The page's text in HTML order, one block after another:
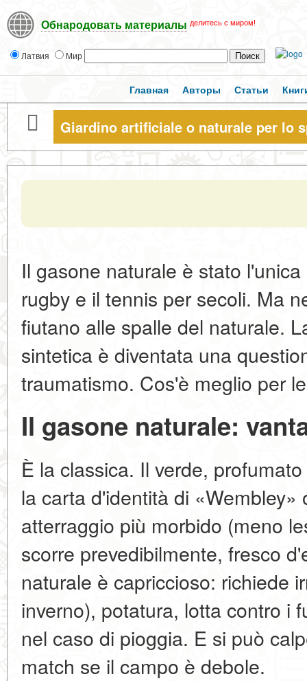
Обнародовать материалы делитесь с миром!
Латвия Мир
Главная Авторы Статьи
Giardino artificiale o naturale per lo
Il gasone naturale è stato
rugby e il tennis per secoli. Ma
fiutano alle spalle del naturale.
sintetica è diventata una
traumatismo. Cos'è meglio per
Il gasone naturale:
È la classica. Il verde,
la carta d'identità di
atterraggio più morbido (meno
scorre prevedibilmente, fresco
naturale è capriccioso: richiede
inverno), potatura, lotta contro i
nel caso di pioggia. E si può
match se il campo è debole.